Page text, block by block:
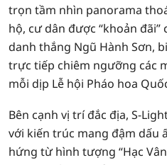
trọn tầm nhìn panorama
hộ, cư dân được “khoản đãi”
danh thắng Ngũ Hành Sơn,
trực tiếp chiêm ngưỡng các
mỗi dịp Lễ hội Pháo hoa
Bên cạnh vị trí đắc địa, S-
với kiến trúc mang đậm dấu
hứng từ hình tượng “Hạc